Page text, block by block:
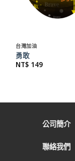
台灣加油
勇敢
NT$ 149
公司簡介
聯絡我們